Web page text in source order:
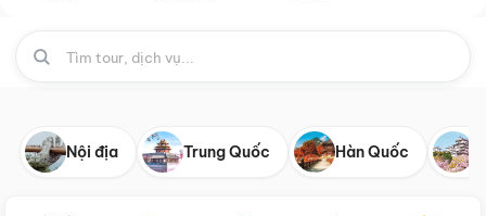
Nội địa Trung Quốc Hàn Quốc